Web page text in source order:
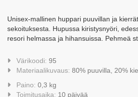
Unisex-mallinen huppari puuvillan ja
sekoituksesta. Hupussa kiristysnyöri,
resori helmassa ja hihansuissa. Pehmeä
Värikoodi: 95
Materiaalikuvaus: 80% puuvilla, 20%
Paino: 0,3 kg
Toimitusaika: 10 päivää